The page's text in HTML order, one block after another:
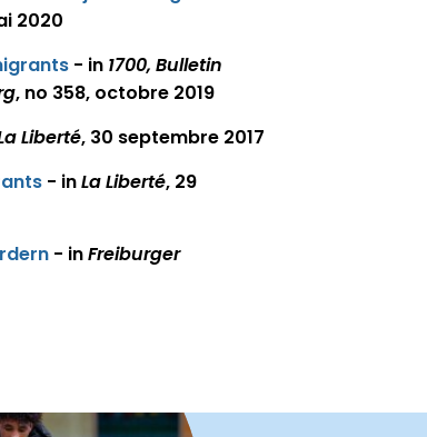
2020
- in 1700, Bulletin
, no 358, octobre 2019
Liberté, 30 septembre 2017
- inLa Liberté, 29
- inFreiburger